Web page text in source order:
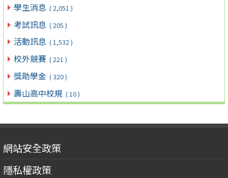
學生消息 ( 2,051 )
考試訊息 ( 205 )
活動訊息 ( 1,532 )
校外競賽 ( 221 )
獎助學金 ( 320 )
壽山高中校規 ( 10 )
網站安全政策
隱私權政策